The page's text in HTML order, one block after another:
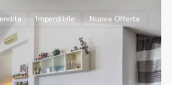
Imperdibile Nuova Offerta